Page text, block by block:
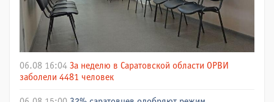
06.08 16:04 За неделю в Саратовской области ОРВИ
заболели 4481 человек